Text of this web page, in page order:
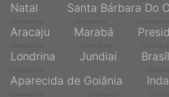
Natal Santa Bárbara Do
Aracaju Marabá
Londrina Jundiaí
Aparecida de Goiânia